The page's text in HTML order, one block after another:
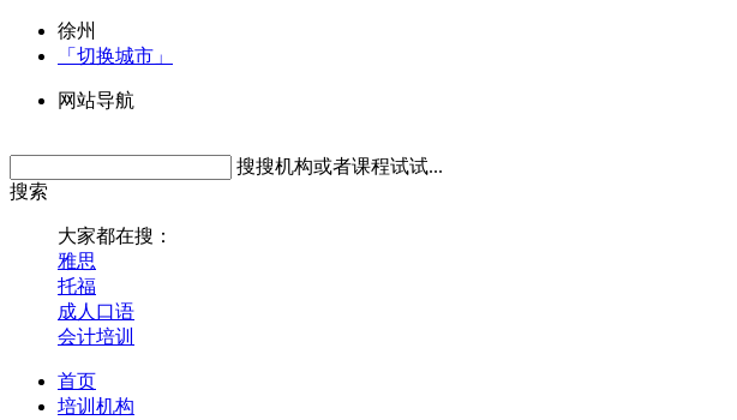
徐州
「切换城市」
网站导航
搜搜机构或者课程试试...
搜索
大家都在搜：
雅思
托福
成人口语
会计培训
首页
培训机构